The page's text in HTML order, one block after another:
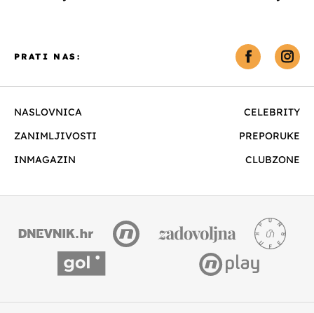
NASLOVNICA
CELEBRITY
ZANIMLJIVOSTI
PREPORUKE
INMAGAZIN
CLUBZONE
PRATI NAS: